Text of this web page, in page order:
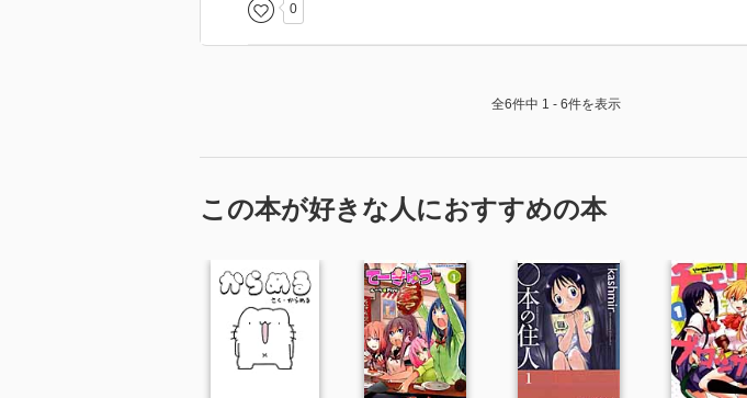
0
全6件中 1 - 6件を表示
この本が好きな人におすすめの本